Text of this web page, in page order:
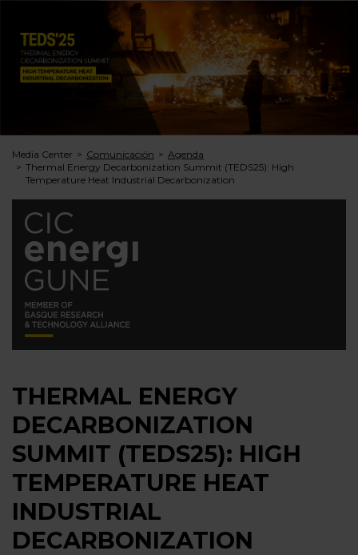
Media Center Comunicación
Agenda
Thermal Energy Decarbonization Summit (TEDS25): High
Temperature Heat Industrial Decarbonization
THERMAL ENERGY
DECARBONIZATION
SUMMIT (TEDS25): HIGH
TEMPERATURE HEAT
INDUSTRIAL
DECARBONIZATION